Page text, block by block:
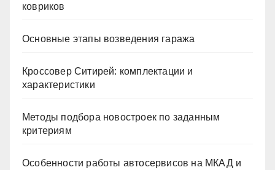
ковриков
Основные этапы возведения гаража
Кроссовер Ситирей: комплектации и
характеристики
Методы подбора новостроек по заданным
критериям
Особенности работы автосервисов на МКАД и